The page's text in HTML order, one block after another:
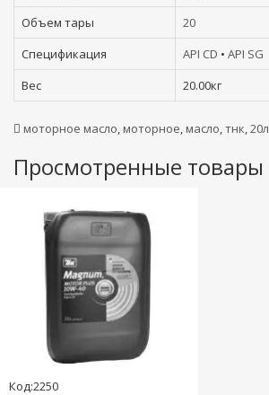
Объем тары
20
Спецификация
API CD • API SG
Вес
20.00кг
моторное масло, моторное, масло,тнк,20л
Просмотренные товары
Код:2250